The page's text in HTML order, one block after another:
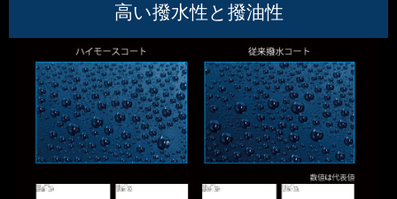
高い撥水性と撥油性